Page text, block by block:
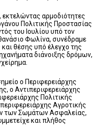
αρμοδιότητες
Πολιτικής Προστασίας
του Ιουλίου υπό τον
Φωλίνα, συνέδραμε
θέσης υπό έλεγχο της
διάνοιξης δρόμων,
ο Περιφερειάρχης
ο Αντιπεριφερειάρχης
Πολιτικής
Αγροτικής
των Σωμάτων Ασφαλείας,
και πλήθος